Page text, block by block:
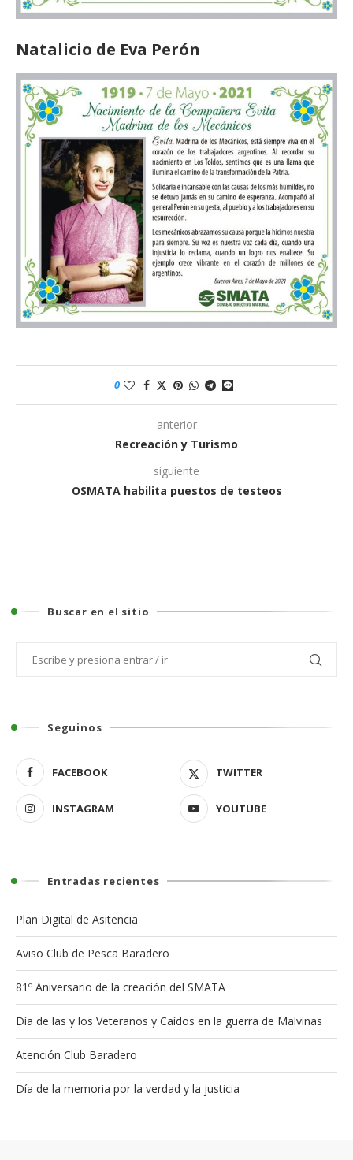
Natalicio de Eva Perón
0
anterior
Recreación y Turismo
siguiente
OSMATA habilita puestos de testeos
Buscar en el sitio
Seguinos
FACEBOOK TWITTER
INSTAGRAM YOUTUBE
Entradas recientes
Plan Digital de Asitencia
Aviso Club de Pesca Baradero
81º Aniversario de la creación del SMATA
Día de las y los Veteranos y Caídos en la guerra de Malvinas
Atención Club Baradero
Día de la memoria por la verdad y la justicia